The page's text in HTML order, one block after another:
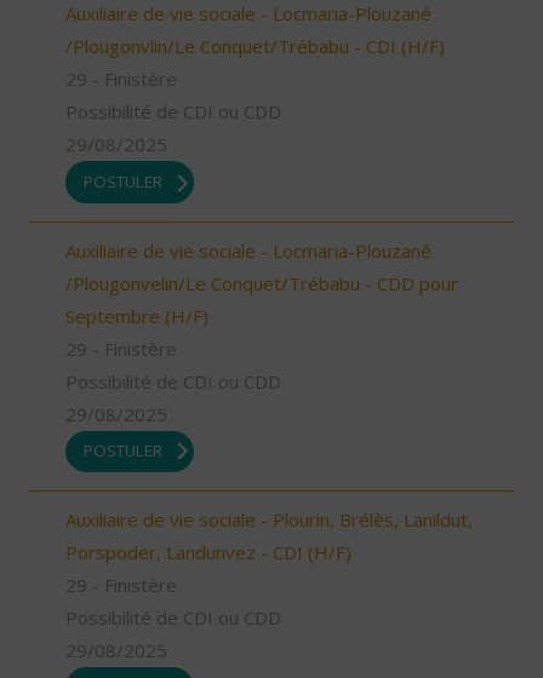
Auxiliaire de vie sociale - Locmaria-Plouzané
/Plougonvlin/Le Conquet/Trébabu - CDI (H/F)
29 - Finistère
Possibilité de CDI ou CDD
29/08/2025
POSTULER
Auxiliaire de vie sociale - Locmaria-Plouzané
/Plougonvelin/Le Conquet/Trébabu - CDD pour
Septembre (H/F)
29 - Finistère
Possibilité de CDI ou CDD
29/08/2025
POSTULER
Auxiliaire de vie sociale - Plourin, Brélès, Lanildut,
Porspoder, Landunvez - CDI (H/F)
29 - Finistère
Possibilité de CDI ou CDD
29/08/2025